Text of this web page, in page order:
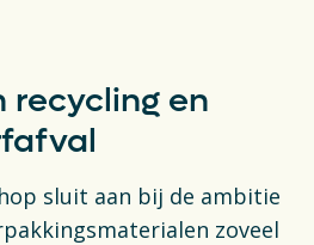
recycling en
sluit aan bij de ambitie
zoveel